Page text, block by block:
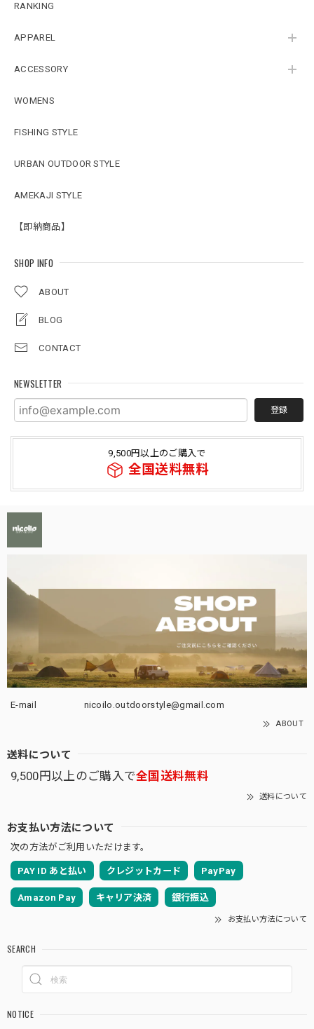
RANKING
APPAREL
ACCESSORY
WOMENS
FISHING STYLE
URBAN OUTDOOR STYLE
AMEKAJI STYLE
【即納商品】
SHOP INFO
ABOUT
BLOG
CONTACT
NEWSLETTER
登録
9,500円以上のご購入で
全国送料無料
E-mail nicoilo.outdoorstyle@gmail.com
ABOUT
送料について
9,500円以上のご購入で全国送料無料
送料について
お支払い方法について
次の方法がご利用いただけます。
PAY ID あと払い クレジットカード PayPay
Amazon Pay キャリア決済 銀行振込
お支払い方法について
SEARCH
NOTICE